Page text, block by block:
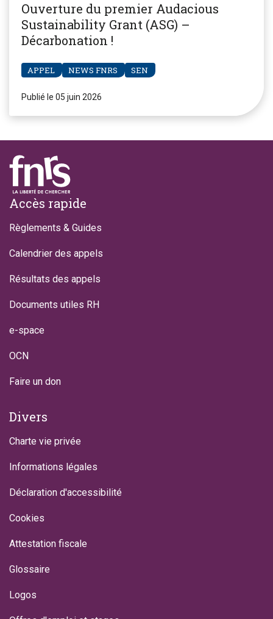
Ouverture du premier Audacious
Sustainability Grant (ASG) –
Décarbonation !
APPEL NEWS FNRS SEN
Publié le 05 juin 2026
Footer
Accès rapide
Règlements & Guides
Calendrier des appels
Résultats des appels
Documents utiles RH
e-space
OCN
Faire un don
Divers
Charte vie privée
Informations légales
Déclaration d'accessibilité
Cookies
Attestation fiscale
Glossaire
Logos